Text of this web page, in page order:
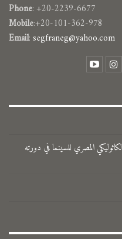
Phone: +20-2239-6677
Mobile:+20-101-362-978
Email:segfraneg@yahoo.com
المصري للسينما في دورته